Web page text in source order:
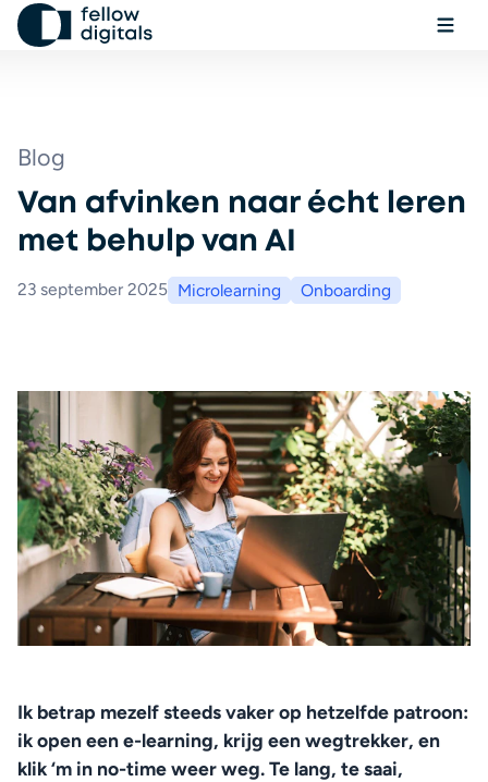
Ga naar de inhoud
Boek een demo
Van afvinken naar écht leren
met behulp van AI
Blog
23 september 2025 Microlearning Onboarding
Ik betrap mezelf steeds vaker op hetzelfde patroon:
ik open een e-learning, krijg een wegtrekker, en
klik ‘m in no-time weer weg. Te lang, te saai,